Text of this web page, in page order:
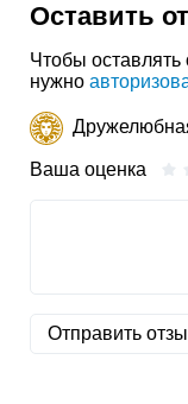
Оставить
Чтобы
нужно
Ваша оценка
Отправить